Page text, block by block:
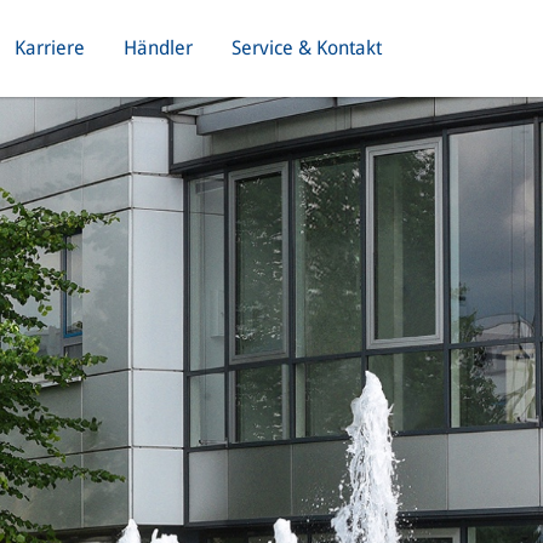
Karriere Händler Service & Kontakt